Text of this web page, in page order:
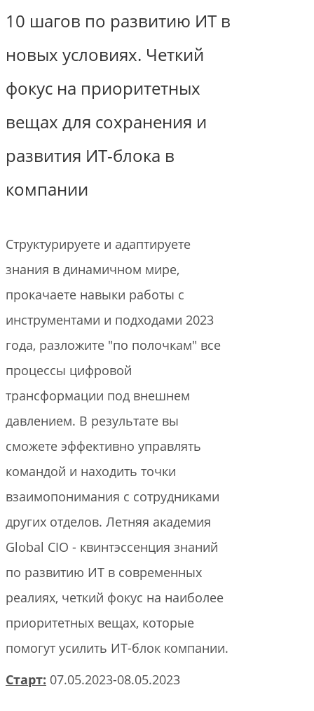
10 шагов по развитию ИТ в
новых условиях. Четкий
фокус на приоритетных
вещах для сохранения и
развития ИТ-блока в
компании
Структурируете и адаптируете
знания в динамичном мире,
прокачаете навыки работы с
инструментами и подходами 2023
года, разложите "по полочкам" все
процессы цифровой
трансформации под внешнем
давлением. В результате вы
сможете эффективно управлять
командой и находить точки
взаимопонимания с сотрудниками
других отделов. Летняя академия
Global CIO - квинтэссенция знаний
по развитию ИТ в современных
реалиях, четкий фокус на наиболее
приоритетных вещах, которые
помогут усилить ИТ-блок компании.
Старт: 07.05.2023-08.05.2023